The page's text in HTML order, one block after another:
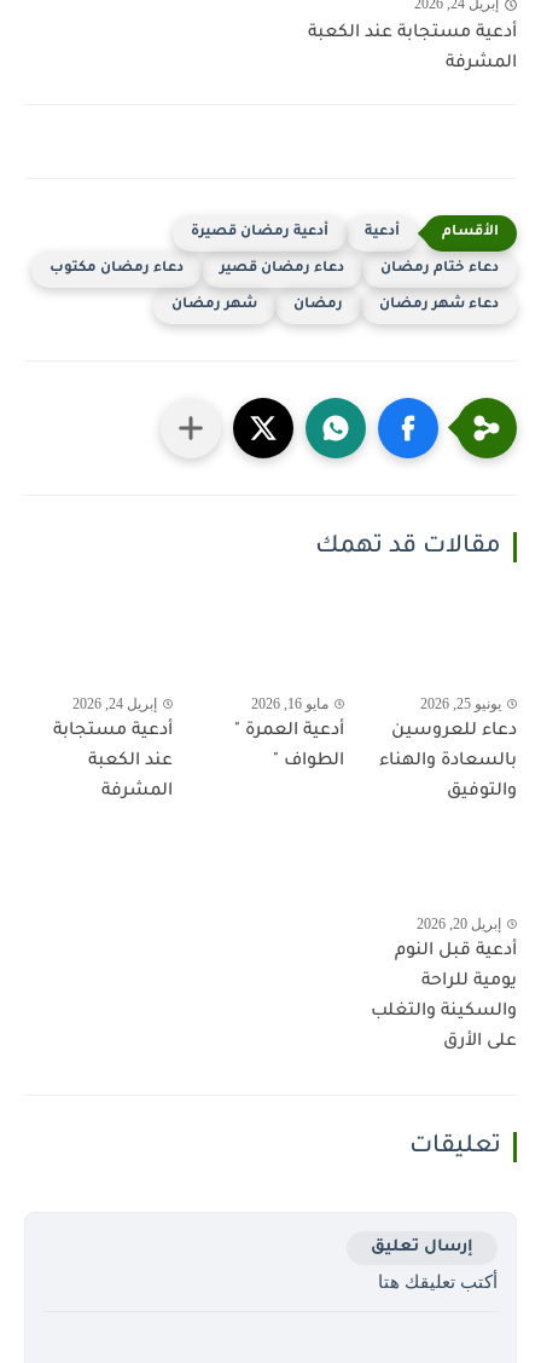
إبريل 24, 2026
أدعية مستجابة عند الكعبة
المشرفة
أدعية أدعية رمضان قصيرة
دعاء ختام رمضان دعاء رمضان قصير دعاء رمضان مكتوب
دعاء شهر رمضان رمضان شهر رمضان
مقالات قد تهمك
يونيو 25, 2026
دعاء للعروسين
بالسعادة والهناء
والتوفيق
مايو 16, 2026
أدعية العمرة "
الطواف "
إبريل 24, 2026
أدعية مستجابة
عند الكعبة
المشرفة
إبريل 20, 2026
أدعية قبل النوم
يومية للراحة
والسكينة والتغلب
على الأرق
تعليقات
إرسال تعليق
أكتب تعليقك هتا